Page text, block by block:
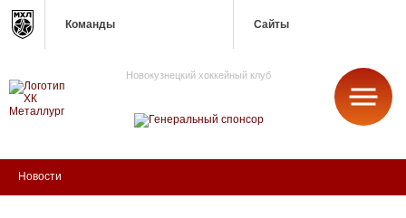
Команды Сайты
Новокузнецкий хоккейный клуб
Новости